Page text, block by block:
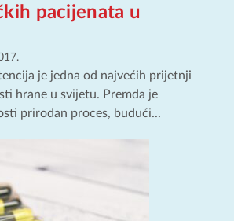
pacijenata u
je jedna od najvećih prijetnji
hrane u svijetu. Premda je
prirodan proces, budući...